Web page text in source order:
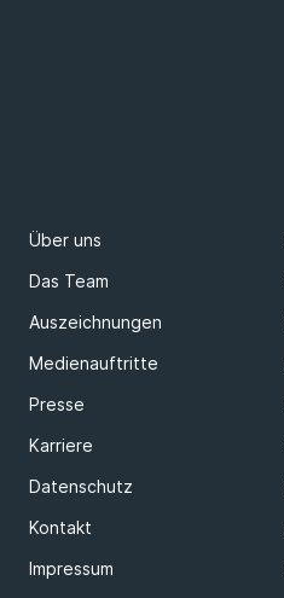
Über uns
Das Team
Auszeichnungen
Medienauftritte
Presse
Karriere
Datenschutz
Kontakt
Impressum